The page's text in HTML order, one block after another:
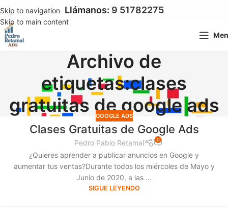
Skip to navigation
Skip to main content
Llámanos: 9 51782275
Archivo de
etiquetas:clases
gratuitas de google ads
GOOGLE ADS
Clases Gratuitas de Google Ads
Pedro Pablo Retamal 0
¿Quieres aprender a publicar anuncios en Google y
aumentar tus ventas?Durante todos los miércoles de Mayo y
Junio de 2020, a las ...
SIGUE LEYENDO